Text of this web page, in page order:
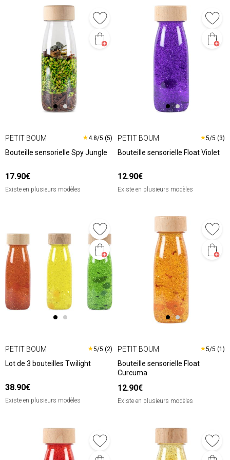
PETIT BOUM ★4.8/5 (5)
Bouteille sensorielle Spy Jungle
17.90€
Existe en plusieurs modèles
PETIT BOUM ★5/5 (3)
Bouteille sensorielle Float Violet
12.90€
Existe en plusieurs modèles
PETIT BOUM ★5/5 (2)
Lot de 3 bouteilles Twilight
38.90€
Existe en plusieurs modèles
PETIT BOUM ★5/5 (1)
Bouteille sensorielle Float
Curcuma
12.90€
Existe en plusieurs modèles